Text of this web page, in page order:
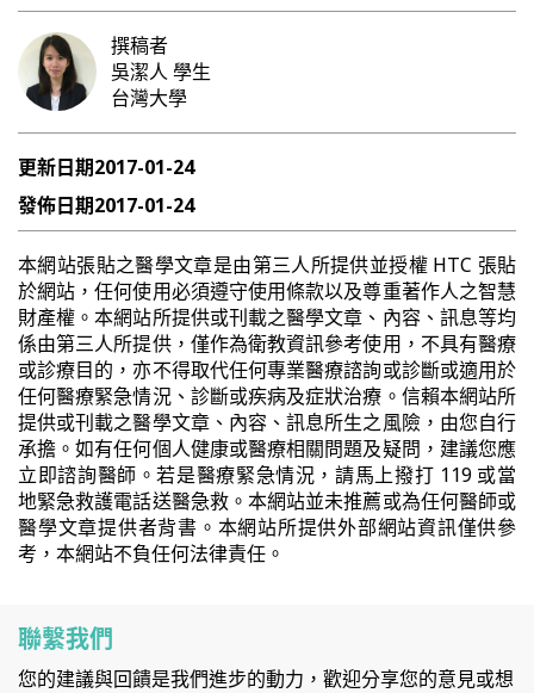
撰稿者
吳潔人 學生
台灣大學
更新日期2017-01-24
發佈日期2017-01-24
本網站張貼之醫學文章是由第三人所提供並授權 HTC 張貼
於網站，任何使用必須遵守使用條款以及尊重著作人之智慧
財產權。本網站所提供或刊載之醫學文章、內容、訊息等均
係由第三人所提供，僅作為衛教資訊參考使用，不具有醫療
或診療目的，亦不得取代任何專業醫療諮詢或診斷或適用於
任何醫療緊急情況、診斷或疾病及症狀治療。信賴本網站所
提供或刊載之醫學文章、內容、訊息所生之風險，由您自行
承擔。如有任何個人健康或醫療相關問題及疑問，建議您應
立即諮詢醫師。若是醫療緊急情況，請馬上撥打 119 或當
地緊急救護電話送醫急救。本網站並未推薦或為任何醫師或
醫學文章提供者背書。本網站所提供外部網站資訊僅供參
考，本網站不負任何法律責任。
聯繫我們
您的建議與回饋是我們進步的動力，歡迎分享您的意見或想